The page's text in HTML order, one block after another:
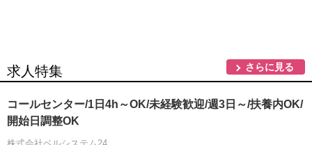
求人特集 さらに見る
コールセンター/1日4h～OK/未経験歓迎/週3日～/扶養内OK/
開始日調整OK
株式会社ベルシステム24